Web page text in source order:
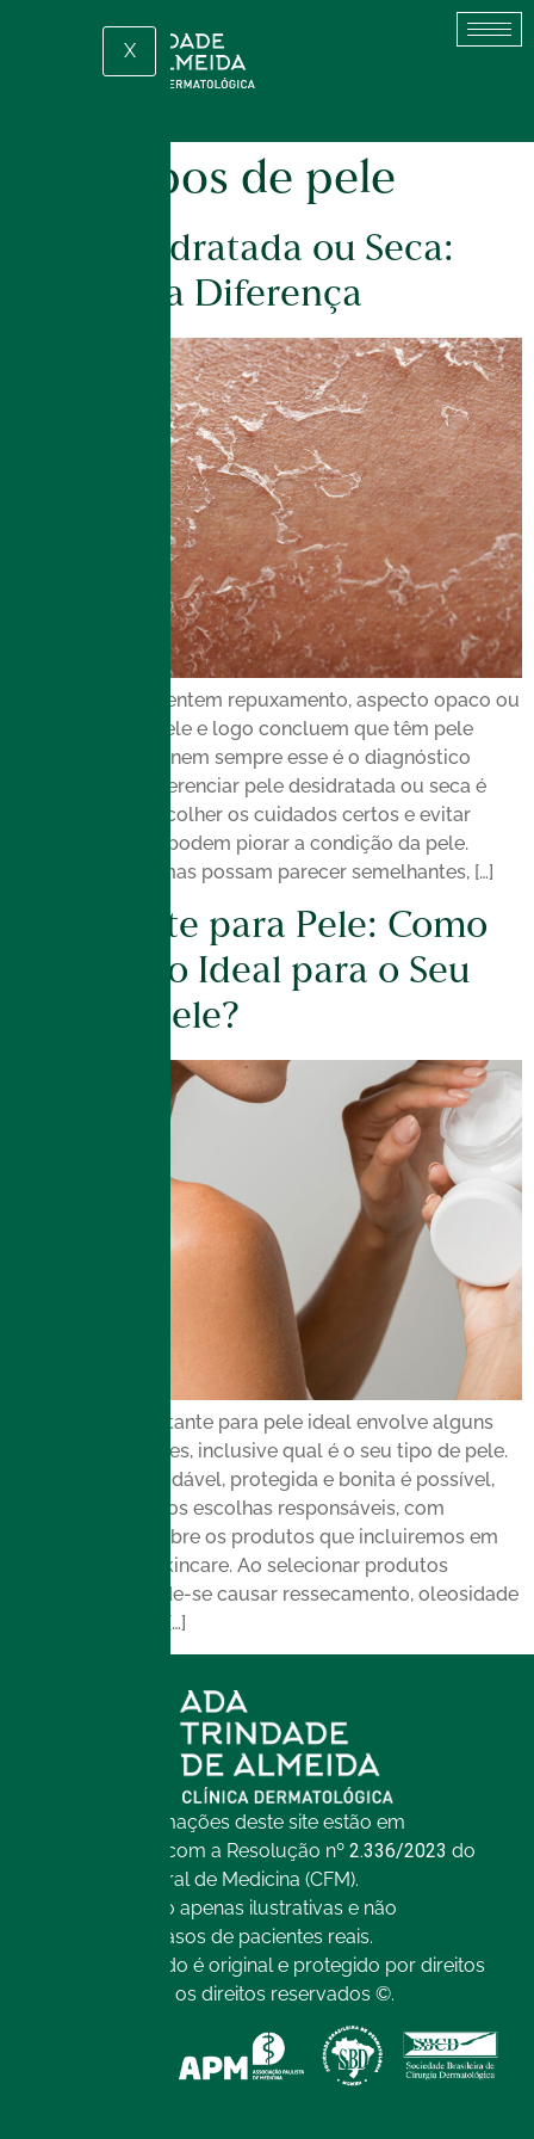
X
tipos de pele
Pele Desidratada ou Seca:
Entenda a Diferença
Muitas pessoas sentem repuxamento, aspecto opaco ou
desconforto na pele e logo concluem que têm pele
seca. No entanto, nem sempre esse é o diagnóstico
correto. Saber diferenciar pele desidratada ou seca é
essencial para escolher os cuidados certos e evitar
tratamentos que podem piorar a condição da pele.
Embora os sintomas possam parecer semelhantes, […]
Hidratante para Pele: Como
Escolher o Ideal para o Seu
Tipo de Pele?
Encontrar o hidratante para pele ideal envolve alguns
fatores importantes, inclusive qual é o seu tipo de pele.
Manter a pele saudável, protegida e bonita é possível,
desde que façamos escolhas responsáveis, com
discernimento, sobre os produtos que incluiremos em
nossa rotina de skincare. Ao selecionar produtos
inadequados, pode-se causar ressecamento, oleosidade
da pele, irritação […]
Todas as informações deste site estão em
conformidade com a Resolução nº 2.336/2023 do
Conselho Federal de Medicina (CFM).
As imagens são apenas ilustrativas e não
representam casos de pacientes reais.
Todo o conteúdo é original e protegido por direitos
autorais. Todos os direitos reservados ©.